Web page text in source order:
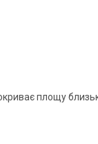
площу